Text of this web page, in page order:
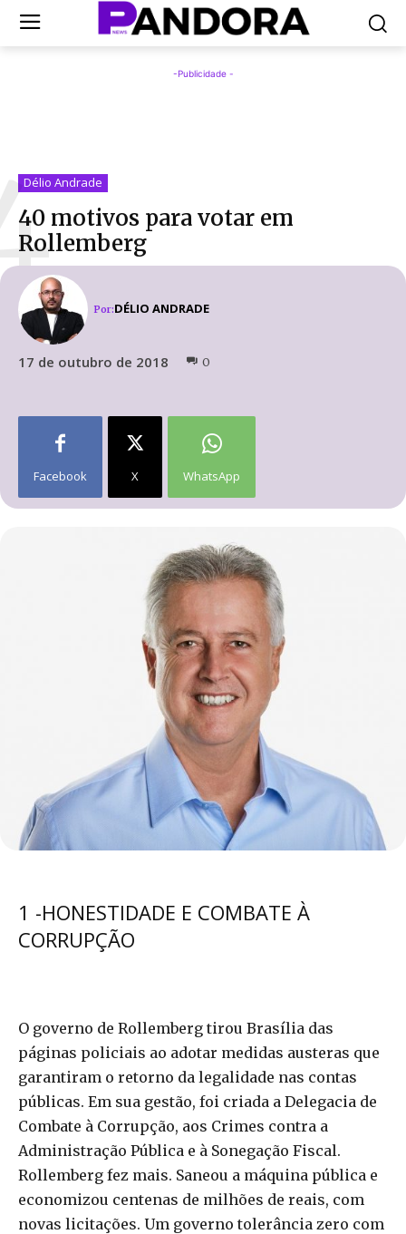
-Publicidade -
Délio Andrade
40 motivos para votar em
Rollemberg
Por:DÉLIO ANDRADE
17 de outubro de 2018 0
Facebook X WhatsApp
1 -HONESTIDADE E COMBATE À
CORRUPÇÃO
O governo de Rollemberg tirou Brasília das
páginas policiais ao adotar medidas austeras que
garantiram o retorno da legalidade nas contas
públicas. Em sua gestão, foi criada a Delegacia de
Combate à Corrupção, aos Crimes contra a
Administração Pública e à Sonegação Fiscal.
Rollemberg fez mais. Saneou a máquina pública e
economizou centenas de milhões de reais, com
novas licitações. Um governo tolerância zero com